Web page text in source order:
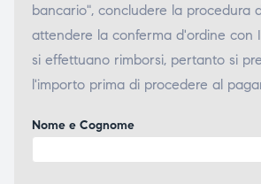
bancario", concludere la procedura
attendere la conferma d'ordine con
si effettuano rimborsi, pertanto si
l'importo prima di procedere al
Nome e Cognome